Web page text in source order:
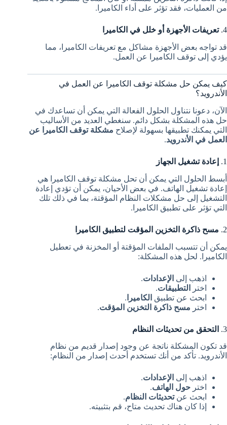
من العمليات، فقد تؤثر على أداء الكاميرا.
4. تعريفات الأجهزة أو خلل في الكاميرا
قد تواجه بعض الأجهزة مشاكل مع تعريفات الكاميرا، مما
يؤدي إلى توقف الكاميرا عن العمل.
كيف يمكن حل مشكلة توقف الكاميرا عن العمل في
الأندرويد؟
الآن، دعونا نتناول الحلول الفعالة التي يمكن أن تساعدك في
حل هذه المشكلة بشكل دائم. سنغطي العديد من الأساليب
التي يمكنك تطبيقها بسهولة لإصلاح مشكلة توقف الكاميرا عن
العمل في الأندرويد.
1.
إعادة تشغيل الجهاز
أبسط الحلول التي يمكن أن تحل مشكلة توقف الكاميرا هي
إعادة تشغيل الهاتف. في بعض الأحيان، يمكن أن تؤدي إعادة
التشغيل إلى حل مشكلات النظام المؤقتة، بما في ذلك تلك
التي تؤثر على تطبيق الكاميرا.
2. مسح ذاكرة التخزين المؤقت لتطبيق الكاميرا
يمكن أن تتسبب الملفات المؤقتة أو المخزنة في تعطيل
الكاميرا. لحل هذه المشكلة:
اذهب إلى الإعدادات.
اختر
التطبيقات.
ابحث عن تطبيق الكاميرا .
اختر مسح ذاكرة التخزين المؤقت.
3.
التحقق من تحديثات النظام
قد تكون المشكلة ناتجة عن وجود إصدار قديم من نظام
الأندرويد. تأكد من أنك تستخدم أحدث إصدار من النظام:
اذهب إلى الإعدادات.
اختر حول الهاتف.
ابحث عنتحديثات النظام.
إذا كان هناك تحديث متاح، قم بتثبيته.